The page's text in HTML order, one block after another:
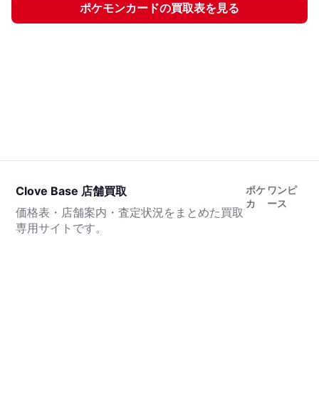
ポケモンカードの買取表を見る
Clove Base 店舗買取
価格表・店舗案内・査定状況をまとめた買取
専用サイトです。
ポケ
カ
ワンピ
ース